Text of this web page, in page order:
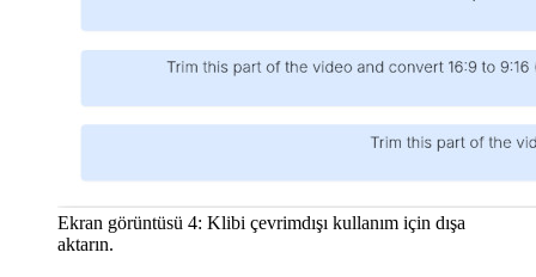
Ekran görüntüsü 4: Klibi çevrimdışı kullanım için dışa
aktarın.